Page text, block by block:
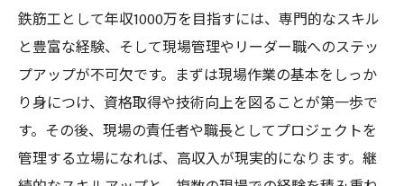
鉄筋工として年収1000万を目指すには、専門的なスキル
と豊富な経験、そして現場管理やリーダー職へのステッ
プアップが不可欠です。まずは現場作業の基本をしっか
り身につけ、資格取得や技術向上を図ることが第一歩で
す。その後、現場の責任者や職長としてプロジェクトを
管理する立場になれば、高収入が現実的になります。継